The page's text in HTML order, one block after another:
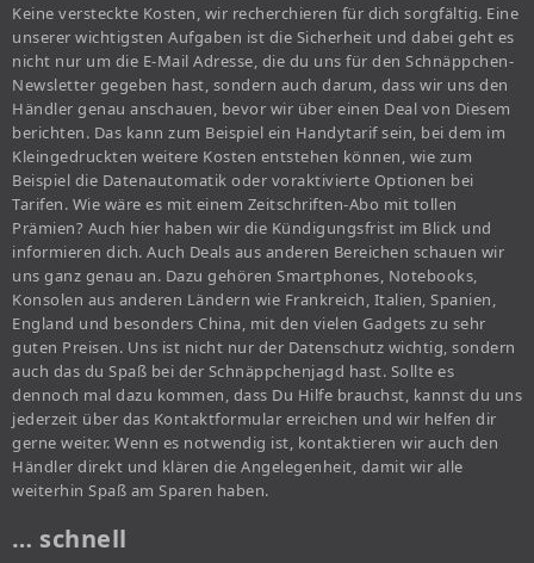
Keine versteckte Kosten, wir recherchieren für dich sorgfältig. Eine
unserer wichtigsten Aufgaben ist die Sicherheit und dabei geht es
nicht nur um die E-Mail Adresse, die du uns für den Schnäppchen-
Newsletter gegeben hast, sondern auch darum, dass wir uns den
Händler genau anschauen, bevor wir über einen Deal von Diesem
berichten. Das kann zum Beispiel ein Handytarif sein, bei dem im
Kleingedruckten weitere Kosten entstehen können, wie zum
Beispiel die Datenautomatik oder voraktivierte Optionen bei
Tarifen. Wie wäre es mit einem Zeitschriften-Abo mit tollen
Prämien? Auch hier haben wir die Kündigungsfrist im Blick und
informieren dich. Auch Deals aus anderen Bereichen schauen wir
uns ganz genau an. Dazu gehören Smartphones, Notebooks,
Konsolen aus anderen Ländern wie Frankreich, Italien, Spanien,
England und besonders China, mit den vielen Gadgets zu sehr
guten Preisen. Uns ist nicht nur der Datenschutz wichtig, sondern
auch das du Spaß bei der Schnäppchenjagd hast. Sollte es
dennoch mal dazu kommen, dass Du Hilfe brauchst, kannst du uns
jederzeit über das Kontaktformular erreichen und wir helfen dir
gerne weiter. Wenn es notwendig ist, kontaktieren wir auch den
Händler direkt und klären die Angelegenheit, damit wir alle
weiterhin Spaß am Sparen haben.
… schnell